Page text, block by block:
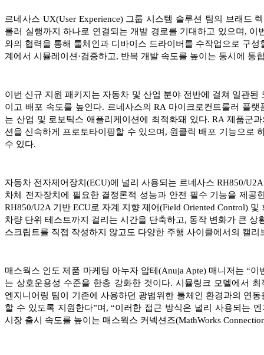
르네사스 UX(User Experience) 그룹 시스템 솔루션 팀의 브래드
롤러 실행까지 하나로 연결되는 개발 경로를 기대하고 있으며,
와의 협력을 통해 툴체인과 디바이스 드라이버를 수작업으로 구
계에서 시뮬레이션·검증하고, 반복 개발 속도를 높이는 동시에 통
이번 신규 지원 패키지는 자동차 및 산업 분야 전반에 걸쳐 일관
이고 배포 속도를 높인다. 르네사스의 RA 마이크로컨트롤러 플
는 산업 및 로보틱스 애플리케이션에 최적화돼 있다. RA 제품군
션을 신속하게 프로토타이핑할 수 있으며, 원클릭 배포 기능으로
수 있다.
자동차 전자제어장치(ECU)에 널리 사용되는 르네사스 RH850/
차체 전자장치에 필요한 결정론적 성능과 안전 필수 기능을 제
RH850/U2A 기반 ECU로 자계 지향 제어(Field Oriented Control)
차량 단위 테스트까지 걸리는 시간을 단축하고, 동작 변화가 큰
스크립트를 직접 작성하지 않고도 다양한 주행 사이클에서의 캘
매스웍스 인도 제품 마케팅 아누자 압테(Anuja Apte) 매니저는 “
는 상호운용성 수준을 한층 강화한 것이다. 시뮬링크 모델에서
엔지니어링 팀이 기존에 사용하던 광범위한 툴체인 환경과의 연
할 수 있도록 지원한다”며, “이러한 접근 방식은 널리 사용되는
시장 출시 속도를 높이는 매스웍스 커넥션즈(MathWorks